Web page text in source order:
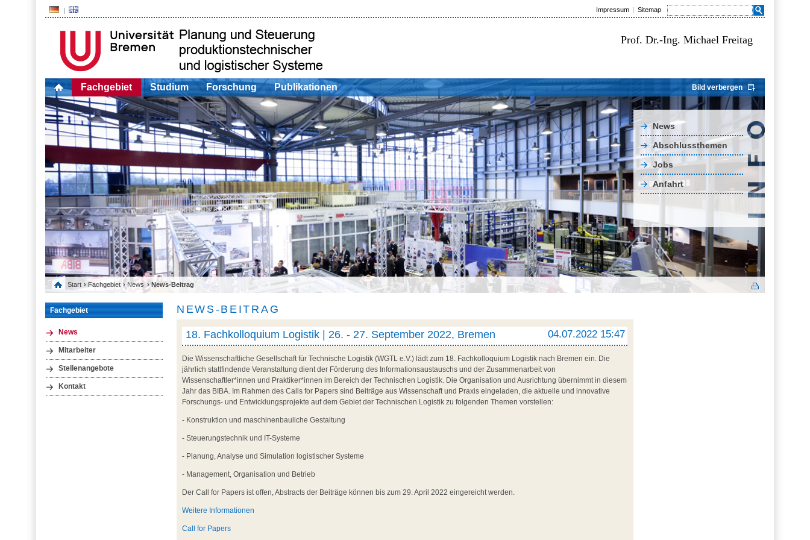
Impressum Sitemap
Prof. Dr.-Ing. Michael Freitag
Fachgebiet Studium Forschung Publikationen Bild verbergen
News
Abschlussthemen
Jobs
Anfahrt
Start › Fachgebiet ›News › News-Beitrag
Fachgebiet
News
Mitarbeiter
Stellenangebote
Kontakt
NEWS-BEITRAG
04.07.2022 15:47
18. Fachkolloquium Logistik | 26. - 27. September 2022, Bremen
Die Wissenschaftliche Gesellschaft für Technische Logistik (WGTL e.V.) lädt zum 18. Fachkolloquium Logistik nach Bremen ein. Die
jährlich stattfindende Veranstaltung dient der Förderung des Informationsaustauschs und der Zusammenarbeit von
Wissenschaftler*innen und Praktiker*innen im Bereich der Technischen Logistik. Die Organisation und Ausrichtung übernimmt in diesem
Jahr das BIBA. Im Rahmen des Calls for Papers sind Beiträge aus Wissenschaft und Praxis eingeladen, die aktuelle und innovative
Forschungs- und Entwicklungsprojekte auf dem Gebiet der Technischen Logistik zu folgenden Themen vorstellen:
- Konstruktion und maschinenbauliche Gestaltung
- Steuerungstechnik und IT-Systeme
- Planung, Analyse und Simulation logistischer Systeme
- Management, Organisation und Betrieb
Der Call for Papers ist offen, Abstracts der Beiträge können bis zum 29. April 2022 eingereicht werden.
Weitere Informationen
Call for Papers